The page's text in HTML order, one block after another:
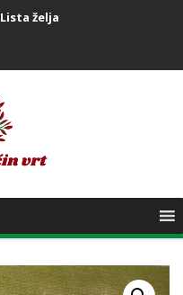
Lista želja